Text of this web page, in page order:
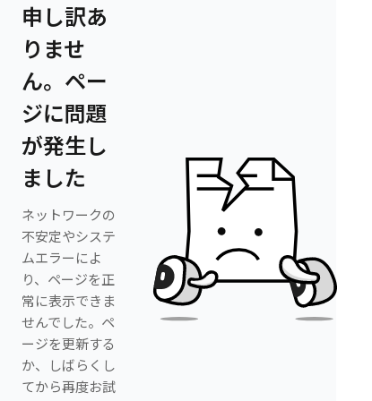
申し訳あ
りませ
ん。ペー
ジに問題
が発生し
ました
ネットワークの
不安定やシステ
ムエラーによ
り、ページを正
常に表示できま
せんでした。ペ
ージを更新する
か、しばらくし
てから再度お試